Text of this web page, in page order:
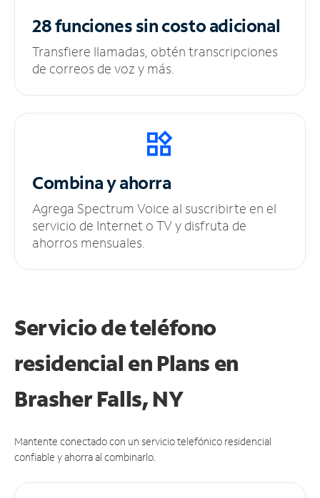
28 funciones sincosto adicional
Transfiere llamadas, obtén transcripciones
de correos de voz y más.
Combina y ahorra
Agrega Spectrum Voice al suscribirte en el
servicio de Internet o TV y disfruta de
ahorros mensuales.
Servicio de teléfono
residencial en Plans en
Brasher Falls, NY
Mantente conectado con un servicio telefónico residencial
confiable y ahorra al combinarlo.